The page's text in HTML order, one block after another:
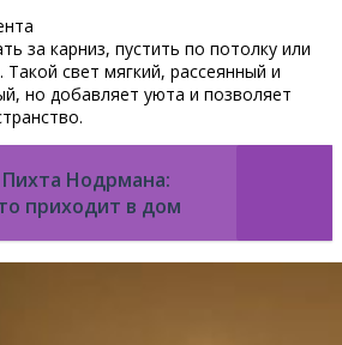
за карниз, пустить по потолку или
свет мягкий, рассеянный и
но добавляет уюта и позволяет
Пихта Нодрмана:
приходит в дом